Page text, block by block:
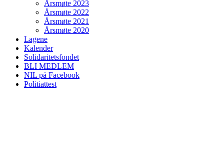
Årsmøte 2023
Årsmøte 2022
Årsmøte 2021
Årsmøte 2020
Lagene
Kalender
Solidaritetsfondet
BLI MEDLEM
NIL på Facebook
Politiattest